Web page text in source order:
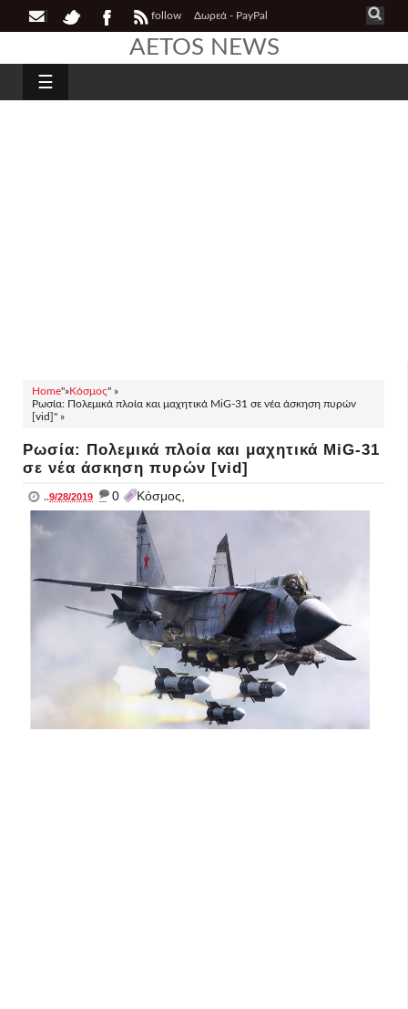
follow Δωρεά - PayPal
AETOS NEWS
☰
Home"»Κόσμος" »
Ρωσία: Πολεμικά πλοία και μαχητικά MiG-31 σε νέα άσκηση πυρών
[vid]" »
Ρωσία: Πολεμικά πλοία και μαχητικά MiG-31
σε νέα άσκηση πυρών [vid]
..9/28/2019 _ 0 Κόσμος,